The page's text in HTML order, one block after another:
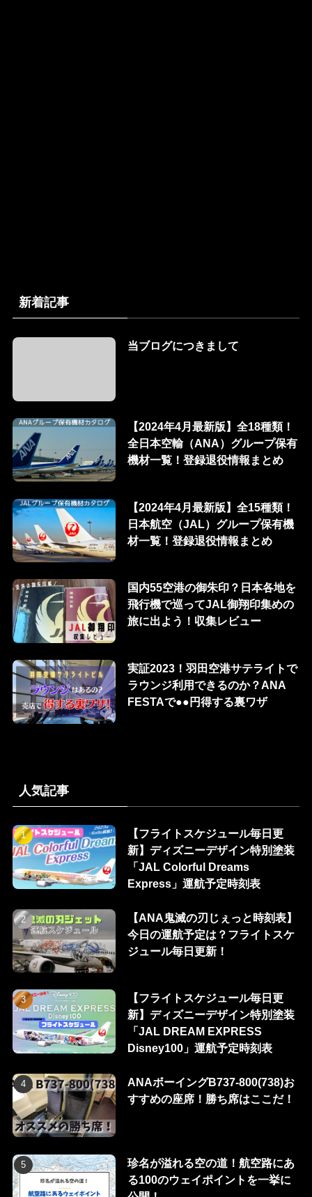
新着記事
当ブログにつきまして
【2024年4月最新版】全18種類！
全日本空輸（ANA）グループ保有
機材一覧！登録退役情報まとめ
【2024年4月最新版】全15種類！
日本航空（JAL）グループ保有機
材一覧！登録退役情報まとめ
国内55空港の御朱印？日本各地を
飛行機で巡ってJAL御翔印集めの
旅に出よう！収集レビュー
実証2023！羽田空港サテライトで
ラウンジ利用できるのか？ANA
FESTAで●●円得する裏ワザ
人気記事
【フライトスケジュール毎日更
新】ディズニーデザイン特別塗装
「JAL Colorful Dreams
Express」運航予定時刻表
【ANA鬼滅の刃じぇっと時刻表】
今日の運航予定は？フライトスケ
ジュール毎日更新！
【フライトスケジュール毎日更
新】ディズニーデザイン特別塗装
「JAL DREAM EXPRESS
Disney100」運航予定時刻表
ANAボーイングB737-800(738)お
すすめの座席！勝ち席はここだ！
珍名が溢れる空の道！航空路にあ
る100のウェイポイントを一挙に